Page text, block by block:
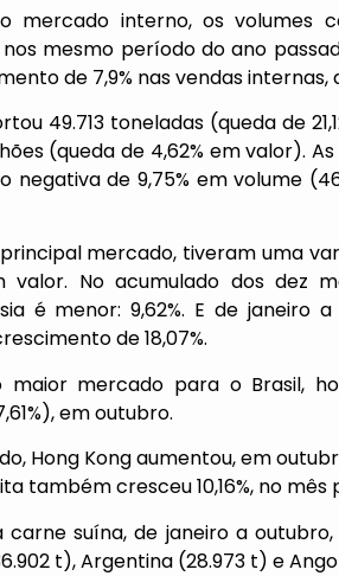
mercado interno, os volumes
mesmo período do ano
de 7,9% nas vendas
49.713 toneladas (queda de
(queda de 4,62% em valor).
negativa de 9,75% em volume
mercado, tiveram uma
valor. No acumulado dos dez
é menor: 9,62%. E de
de 18,07%.
maior mercado para o Brasil,
em outubro.
Hong Kong aumentou, em
também cresceu 10,16%, no mês
suína, de janeiro a
t), Argentina (28.973 t) e